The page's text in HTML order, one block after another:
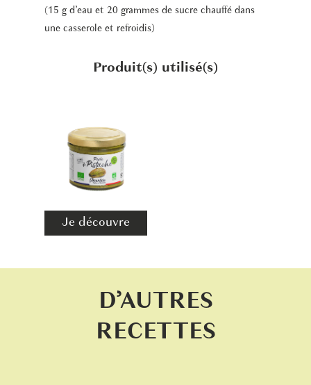
(15 g d’eau et 20 grammes de sucre chauffé dans
une casserole et refroidis)
Produit(s) utilisé(s)
Je découvre
D’AUTRES
RECETTES